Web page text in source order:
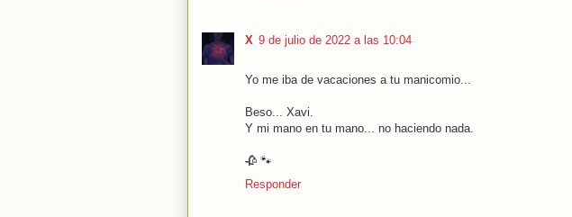
X 9 de julio de 2022 a las 10:04
Yo me iba de vacaciones a tu manicomio...
Beso... Xavi.
Y mi mano en tu mano... no haciendo nada.
🥀 🐾
Responder